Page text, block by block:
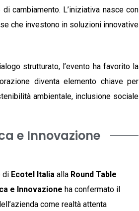
cambiamento. L’iniziativa nasce con
che investono in soluzioni innovative
strutturato, l’evento ha favorito la
diventa elemento chiave per
ambientale, inclusione sociale
e Innovazione
di Ecotel Italia alla Round Table
e Innovazione ha confermato il
come realtà attenta